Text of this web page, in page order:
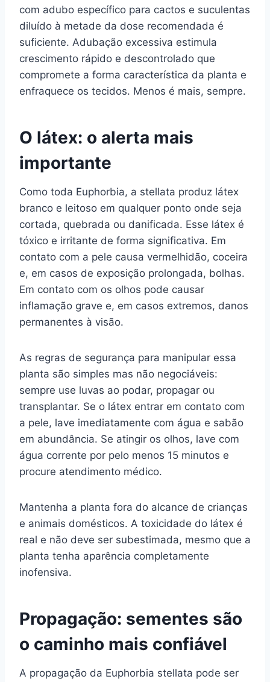
com adubo específico para cactos e suculentas
diluído à metade da dose recomendada é
suficiente. Adubação excessiva estimula
crescimento rápido e descontrolado que
compromete a forma característica da planta e
enfraquece os tecidos. Menos é mais, sempre.
O látex: o alerta mais
importante
Como toda Euphorbia, a stellata produz látex
branco e leitoso em qualquer ponto onde seja
cortada, quebrada ou danificada. Esse látex é
tóxico e irritante de forma significativa. Em
contato com a pele causa vermelhidão, coceira
e, em casos de exposição prolongada, bolhas.
Em contato com os olhos pode causar
inflamação grave e, em casos extremos, danos
permanentes à visão.
As regras de segurança para manipular essa
planta são simples mas não negociáveis:
sempre use luvas ao podar, propagar ou
transplantar. Se o látex entrar em contato com
a pele, lave imediatamente com água e sabão
em abundância. Se atingir os olhos, lave com
água corrente por pelo menos 15 minutos e
procure atendimento médico.
Mantenha a planta fora do alcance de crianças
e animais domésticos. A toxicidade do látex é
real e não deve ser subestimada, mesmo que a
planta tenha aparência completamente
inofensiva.
Propagação: sementes são
o caminho mais confiável
A propagação da Euphorbia stellata pode ser